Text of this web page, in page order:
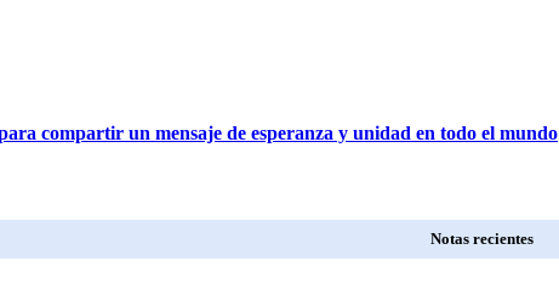
compartir un mensaje de esperanza y unidad en todo el mundo
Notas recientes